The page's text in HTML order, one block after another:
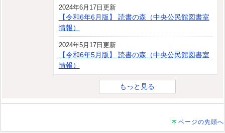
2024年6月17日更新
【令和6年6月版】 読書の森（中央公民館図書室
情報）
2024年5月17日更新
【令和6年5月版】 読書の森（中央公民館図書室
情報）
もっと見る
ページの先頭へ